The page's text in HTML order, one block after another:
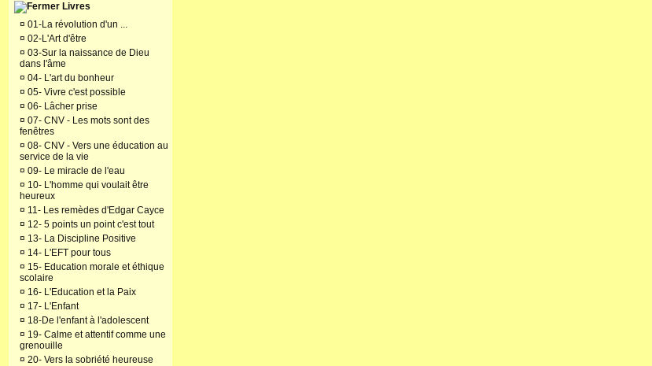
Livres
¤ 01-La révolution d'un ...
¤ 02-L'Art d'être
¤ 03-Sur la naissance de Dieu
dans l'âme
¤ 04- L'art du bonheur
¤ 05- Vivre c'est possible
¤ 06- Lâcher prise
¤ 07- CNV - Les mots sont des
fenêtres
¤ 08- CNV - Vers une éducation au
service de la vie
¤ 09- Le miracle de l'eau
¤ 10- L'homme qui voulait être
heureux
¤ 11- Les remèdes d'Edgar Cayce
¤ 12- 5 points un point c'est tout
¤ 13- La Discipline Positive
¤ 14- L'EFT pour tous
¤ 15- Education morale et éthique
scolaire
¤ 16- L'Education et la Paix
¤ 17- L'Enfant
¤ 18-De l'enfant à l'adolescent
¤ 19- Calme et attentif comme une
grenouille
¤ 20- Vers la sobriété heureuse